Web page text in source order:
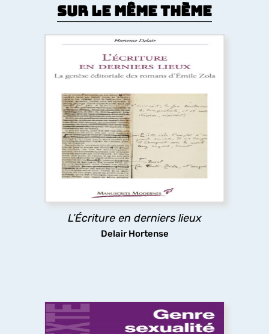
Sur le même thème
L’Écriture en derniers lieux
Delair Hortense
L’Écriture en derniers lieux
Pour certains auteurs, l’impression de l’ouvrage
relance l’écriture au lieu d’y mettre un terme. Cet
ouvrage réexamine l’histoire littéraire et les
Rougon-Macquartà la lumière des épreuves
typographiques, où Zola révise littéralement le
texte de chaque roman à la dernière minute.
découvrir